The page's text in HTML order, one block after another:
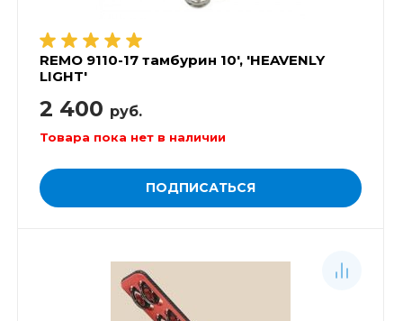
REMO 9110-17 тамбурин 10', 'HEAVENLY
LIGHT'
2 400 руб.
Товара пока нет в наличии
ПОДПИСАТЬСЯ